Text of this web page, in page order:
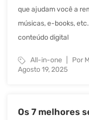
que ajudam você a
músicas, e-books,
conteúdo digital
All-in-one Por
Agosto 19, 2025
Os 7 melhores